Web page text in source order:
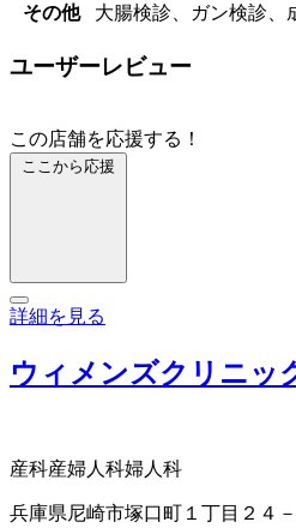
その他
大腸検診、ガン検診、
ユーザーレビュー
この店舗を応援する！
ここから応援
詳細を見る
ウィメンズクリニッ
産科産婦人科婦人科
兵庫県尼崎市塚口町１丁目２４